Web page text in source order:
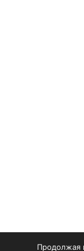
Продолжая